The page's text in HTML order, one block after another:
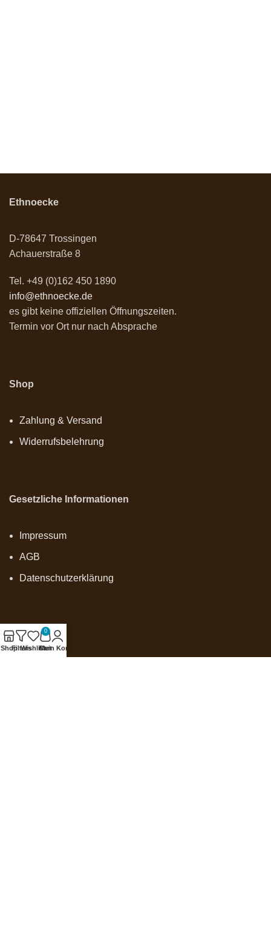
Ethnoecke
D-78647 Trossingen
Achauerstraße 8
Tel. +49 (0)162 450 1890
info@ethnoecke.de
es gibt keine offiziellen Öffnungszeiten.
Termin vor Ort nur nach Absprache
Shop
Zahlung & Versand
Widerrufsbelehrung
Gesetzliche Informationen
Impressum
AGB
Datenschutzerklärung
Onlineshop
ShopFiltersWishlist
0
Cart
Mein Konto